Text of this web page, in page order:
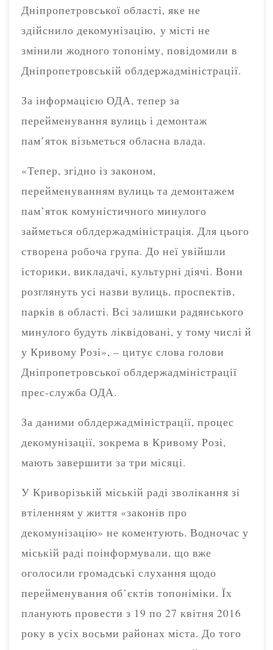
Дніпропетровської області, яке не
здійснило декомунізацію, у місті не
змінили жодного топоніму, повідомили в
Дніпропетровській облдержадміністрації.
За інформацією ОДА, тепер за
перейменування вулиць і демонтаж
пам’яток візьметься обласна влада.
«Тепер, згідно із законом,
перейменуванням вулиць та демонтажем
пам’яток комуністичного минулого
займеться облдержадміністрація. Для цього
створена робоча група. До неї увійшли
історики, викладачі, культурні діячі. Вони
розглянуть усі назви вулиць, проспектів,
парків в області. Всі залишки радянського
минулого будуть ліквідовані, у тому числі й
у Кривому Розі», – цитує слова голови
Дніпропетровської облдержадміністрації
прес-служба ОДА.
За даними облдержадміністрації, процес
декомунізації, зокрема в Кривому Розі,
мають завершити за три місяці.
У Криворізькій міській раді зволікання зі
втіленням у життя «законів про
декомунізацію» не коментують. Водночас у
міській раді поінформували, що вже
оголосили громадські слухання щодо
перейменування об’єктів топоніміки. Їх
планують провести з 19 по 27 квітня 2016
року в усіх восьми районах міста. До того